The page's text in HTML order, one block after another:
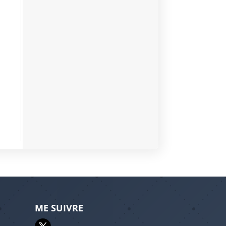
ME SUIVRE